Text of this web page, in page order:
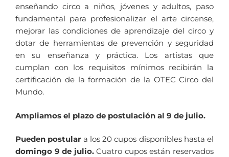
enseñando circo a niños, jóvenes y adultos, paso
fundamental para profesionalizar el arte circense,
mejorar las condiciones de aprendizaje del circo y
dotar de herramientas de prevención y seguridad
en su enseñanza y práctica. Los artistas que
cumplan con los requisitos mínimos recibirán la
certificación de la formación de la OTEC Circo del
Mundo.
Ampliamos el plazo de postulación al 9 de julio.
Pueden postular a los 20 cupos disponibles hasta el
domingo 9 de julio.Cuatro cupos están reservados